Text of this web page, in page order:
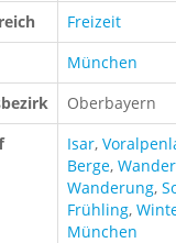
Freizeit
München
Oberbayern
Isar,
Berge,
Wanderung,
Frühling,
München